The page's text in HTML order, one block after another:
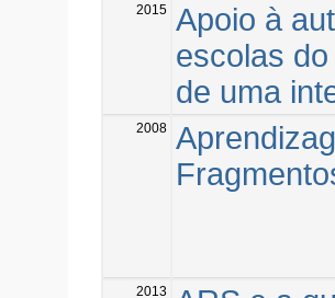
2015 Apoio à
escolas
de uma
2008
2013